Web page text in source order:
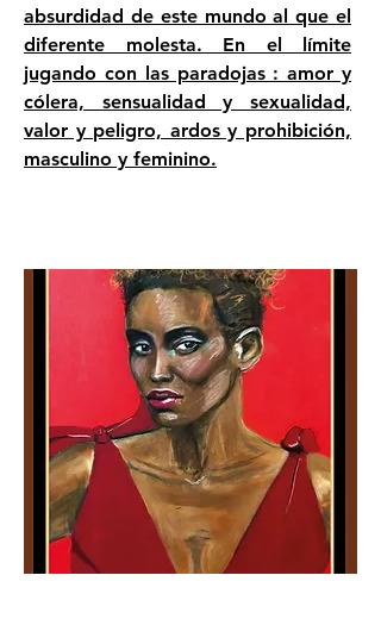
absurdidad de este mundo al que el
diferente molesta. En el límite
jugando con las paradojas : amor y
cólera, sensualidad y sexualidad,
valor y peligro, ardos y prohibición,
masculino y feminino.